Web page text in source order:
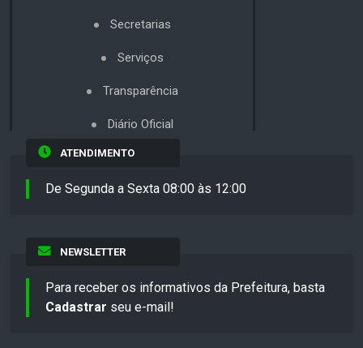
Secretarias
Serviços
Transparência
Diário Oficial
ATENDIMENTO
De Segunda a Sexta 08:00 às 12:00
NEWSLETTER
Para receber os informativos da Prefeitura, basta
Cadastrar seu e-mail!